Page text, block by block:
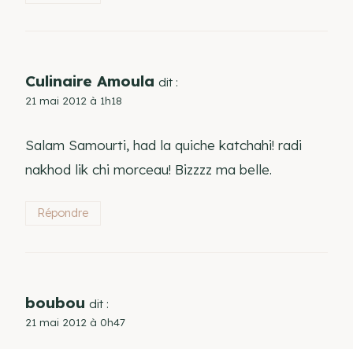
Culinaire Amoula dit :
21 mai 2012 à 1h18
Salam Samourti, had la quiche katchahi! radi
nakhod lik chi morceau! Bizzzz ma belle.
Répondre
boubou dit :
21 mai 2012 à 0h47